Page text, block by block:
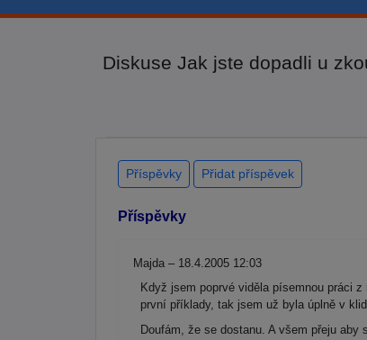
Diskuse Jak jste dopadli u
Příspěvky Přidat příspěvek
Příspěvky
Majda – 18.4.2005 12:03
Když jsem poprvé viděla písemnou práci
první příklady, tak jsem už byla úplně v
Doufám, že se dostanu. A všem přeju aby